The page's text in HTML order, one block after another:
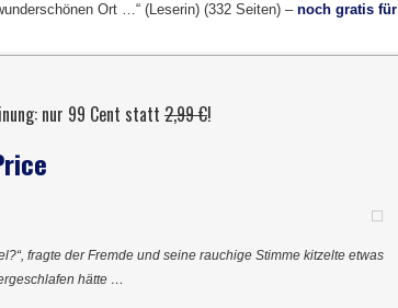
Ort …“ (Leserin) (332 Seiten) –noch gratis für
nur 99 Cent statt 2,99 €!
fragte der Fremde und seine rauchige Stimme kitzelte etwas
hätte …